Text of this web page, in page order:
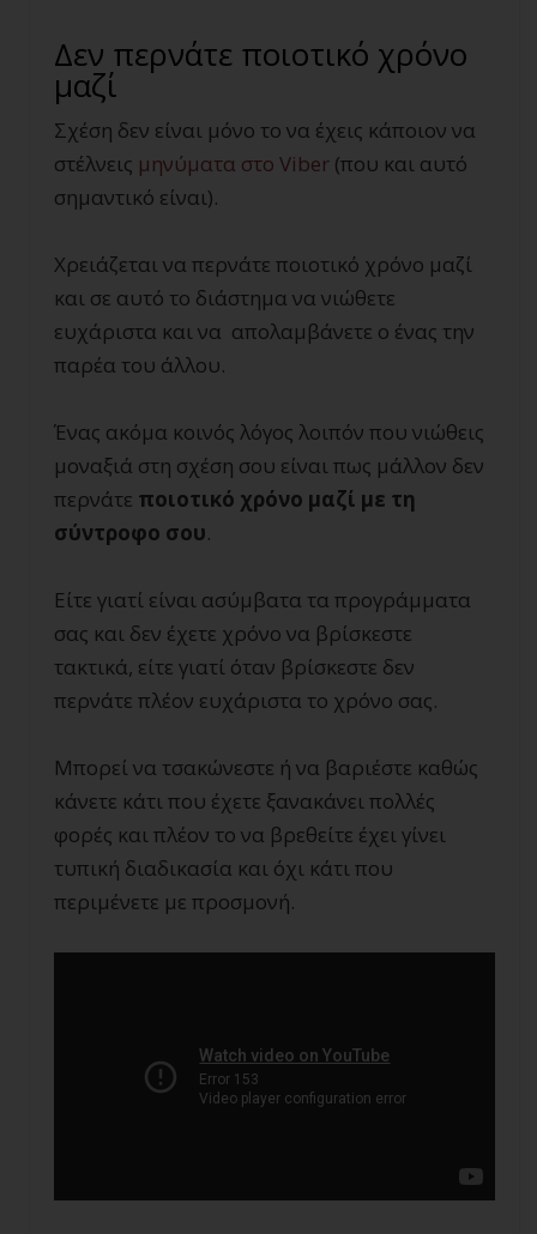
Δεν περνάτε ποιοτικό χρόνο
μαζί
Σχέση δεν είναι μόνο το να έχεις κάποιον να
στέλνεις μηνύματα στο Viber (που και αυτό
σημαντικό είναι).
Χρειάζεται να περνάτε ποιοτικό χρόνο μαζί
και σε αυτό το διάστημα να νιώθετε
ευχάριστα και να απολαμβάνετε ο ένας την
παρέα του άλλου.
Ένας ακόμα κοινός λόγος λοιπόν που νιώθεις
μοναξιά στη σχέση σου είναι πως μάλλον δεν
περνάτε ποιοτικό χρόνο μαζί με τη
σύντροφο σου.
Είτε γιατί είναι ασύμβατα τα προγράμματα
σας και δεν έχετε χρόνο να βρίσκεστε
τακτικά, είτε γιατί όταν βρίσκεστε δεν
περνάτε πλέον ευχάριστα το χρόνο σας.
Μπορεί να τσακώνεστε ή να βαριέστε καθώς
κάνετε κάτι που έχετε ξανακάνει πολλές
φορές και πλέον το να βρεθείτε έχει γίνει
τυπική διαδικασία και όχι κάτι που
περιμένετε με προσμονή.